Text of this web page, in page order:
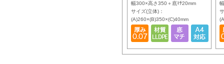
幅300×高さ350＋底ﾏﾁ20mm
サイズ(立体)：
(A)260×(B)350×(C)40mm